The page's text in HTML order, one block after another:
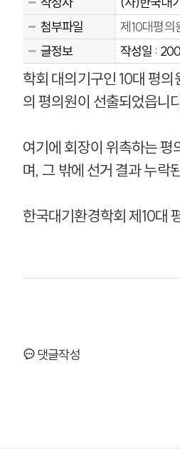
첨부파일
제10대평
글정보
작성일 :
학회 대의기구인 10대 평
의 평의원이 선출되었읍니
여기에 회장이 위촉하는
며, 그 밖에 선거 결과 누락
한국대기환경학회 제10대
댓글작성